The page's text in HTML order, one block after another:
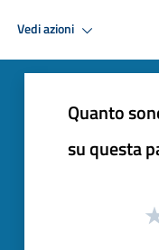
Vedi azioni
Quanto
su questa